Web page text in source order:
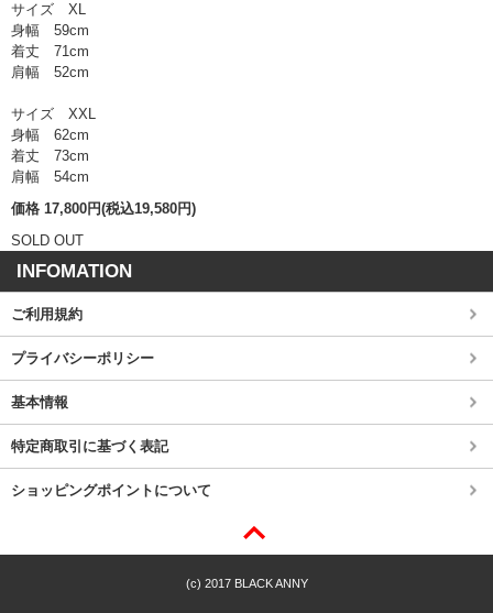
サイズ XL
身幅 59cm
着丈 71cm
肩幅 52cm
サイズ XXL
身幅 62cm
着丈 73cm
肩幅 54cm
価格 17,800円(税込19,580円)
SOLD OUT
INFOMATION
ご利用規約
プライバシーポリシー
基本情報
特定商取引に基づく表記
ショッピングポイントについて
(c) 2017 BLACK ANNY